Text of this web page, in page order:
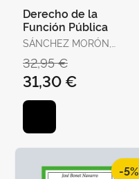
Derecho de la
Función Pública
SÁNCHEZ MORÓN,
32,95 €
31,30 €
-5%